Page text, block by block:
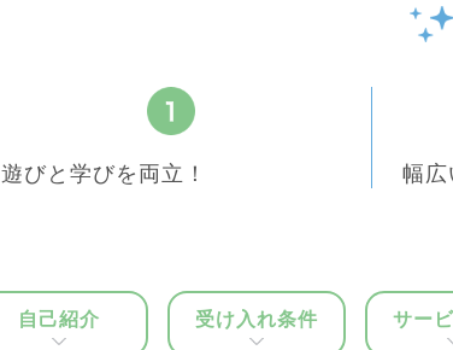
遊びと学びを両立！ 幅広
自己紹介 受け入れ条件 サー